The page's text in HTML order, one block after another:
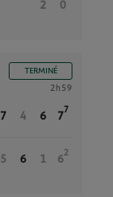
2 0
TERMINÉ
2h59
7 4 6 7
7
5 6 1 6
2